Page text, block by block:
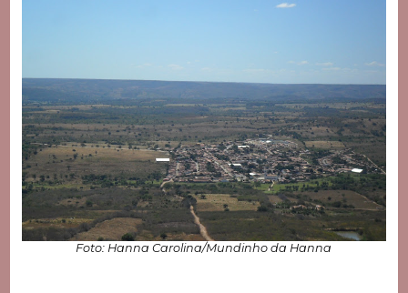
Foto: Hanna Carolina/Mundinho da Hanna